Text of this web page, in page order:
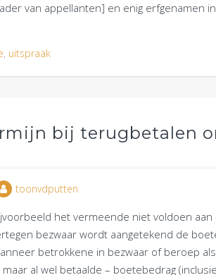
van appellanten] en enig erfgenamen
, uitspraak
bij terugbetalen
toonvdputten
het vermeende niet voldoen aan
bezwaar wordt aangetekend de
betrokkene in bezwaar of beroep
al wel betaalde – boetebedrag